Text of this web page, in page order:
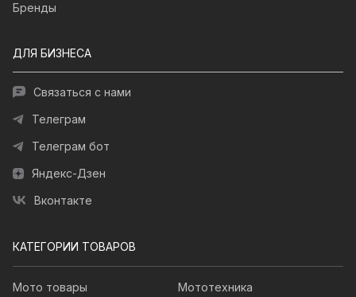
Бренды
ДЛЯ БИЗНЕСА
Связаться с нами
Телеграм
Телеграм бот
Яндекс-Дзен
Вконтакте
КАТЕГОРИИ ТОВАРОВ
Мото товары
Мототехника